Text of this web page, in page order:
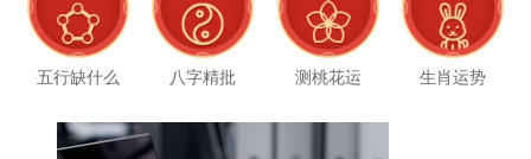
五行缺什么 八字精批 测桃花运 生肖运势